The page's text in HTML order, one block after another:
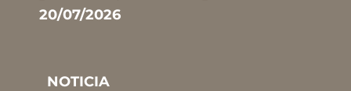
20/07/2026
NOTICIA